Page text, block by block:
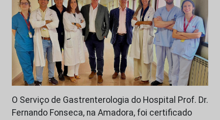
O Serviço de Gastrenterologia do Hospital Prof. Dr.
Fernando Fonseca, na Amadora, foi certificado